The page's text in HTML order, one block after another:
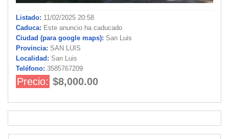
Listado: 11/02/2025 20:58
Caduca: Este anuncio ha caducado
Ciudad (para google maps): San Luis
Provincia: SAN LUIS
Localidad: San Luis
Teléfono: 3585767209
Precio: $8,000.00